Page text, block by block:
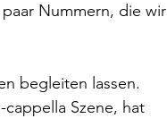
Nummern, die wir
begleiten lassen.
Szene, hat